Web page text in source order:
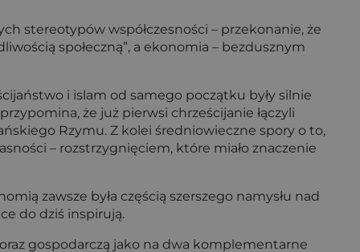
stereotypów współczesności – przekonanie, że
społeczną”, a ekonomia – bezdusznym
i islam od samego początku były silnie
że już pierwsi chrześcijanie łączyli
Rzymu. Z kolei średniowieczne spory o to,
– rozstrzygnięciem, które miało znaczenie
zawsze była częścią szerszego namysłu nad
do dziś inspirują.
gospodarczą jako na dwa komplementarne